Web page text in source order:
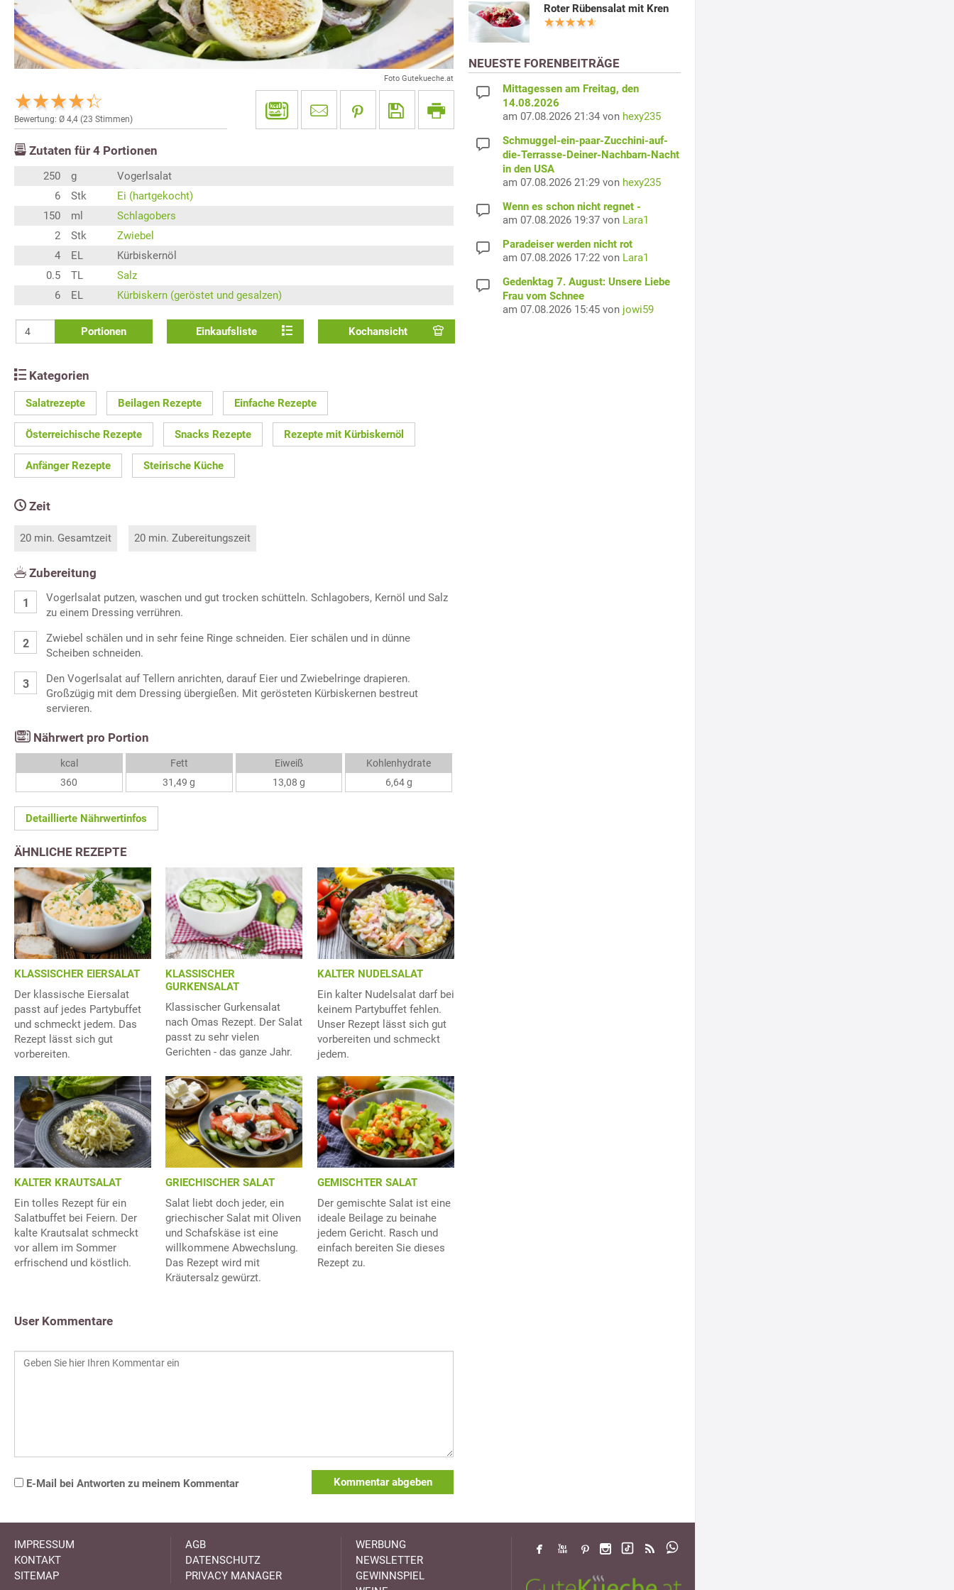
Foto Gutekueche.at
Bewertung: Ø 4,4 (23 Stimmen)
Zutaten für 4 Portionen
250 g
Vogerlsalat
6
Stk
Ei (hartgekocht)
150
ml
Schlagobers
2
Stk
Zwiebel
4
EL
Kürbiskernöl
0.5
TL
Salz
6
EL Kürbiskern (geröstet und gesalzen)
Portionen Einkaufsliste Kochansicht
Kategorien
Salatrezepte Beilagen Rezepte Einfache Rezepte
Österreichische Rezepte Snacks Rezepte Rezepte mit Kürbiskernöl
Anfänger Rezepte Steirische Küche
Zeit
20 min. Gesamtzeit 20 min. Zubereitungszeit
Zubereitung
Vogerlsalat putzen, waschen und gut trocken schütteln. Schlagobers, Kernöl und Salz
zu einem Dressing verrühren.
Zwiebel schälen und in sehr feine Ringe schneiden. Eier schälen und in dünne
Scheiben schneiden.
Den Vogerlsalat auf Tellern anrichten, darauf Eier und Zwiebelringe drapieren.
Großzügig mit dem Dressing übergießen. Mit gerösteten Kürbiskernen bestreut
servieren.
Nährwert pro Portion
kcal
360
Fett
31,49 g
Eiweiß
13,08 g
Kohlenhydrate
6,64 g
Detaillierte Nährwertinfos
ÄHNLICHE REZEPTE
KLASSISCHER EIERSALAT
Der klassische Eiersalat
passt auf jedes Partybuffet
und schmeckt jedem. Das
Rezept lässt sich gut
vorbereiten.
KLASSISCHER
GURKENSALAT
Klassischer Gurkensalat
nach Omas Rezept. Der Salat
passt zu sehr vielen
Gerichten - das ganze Jahr.
KALTER NUDELSALAT
Ein kalter Nudelsalat darf bei
keinem Partybuffet fehlen.
Unser Rezept lässt sich gut
vorbereiten und schmeckt
jedem.
KALTER KRAUTSALAT
Ein tolles Rezept für ein
Salatbuffet bei Feiern. Der
kalte Krautsalat schmeckt
vor allem im Sommer
erfrischend und köstlich.
GRIECHISCHER SALAT
Salat liebt doch jeder, ein
griechischer Salat mit Oliven
und Schafskäse ist eine
willkommene Abwechslung.
Das Rezept wird mit
Kräutersalz gewürzt.
GEMISCHTER SALAT
Der gemischte Salat ist eine
ideale Beilage zu beinahe
jedem Gericht. Rasch und
einfach bereiten Sie dieses
Rezept zu.
User Kommentare
E-Mail bei Antworten zu meinem Kommentar Kommentar abgeben
Roter Rübensalat mit Kren
NEUESTE FORENBEITRÄGE
Mittagessen am Freitag, den
14.08.2026
am 07.08.2026 21:34 von hexy235
Schmuggel-ein-paar-Zucchini-auf-
die-Terrasse-Deiner-Nachbarn-Nacht
in den USA
am 07.08.2026 21:29 von hexy235
Wenn es schon nicht regnet -
am 07.08.2026 19:37 von Lara1
Paradeiser werden nicht rot
am 07.08.2026 17:22 von Lara1
Gedenktag 7. August: Unsere Liebe
Frau vom Schnee
am 07.08.2026 15:45 von jowi59
IMPRESSUM
KONTAKT
SITEMAP
AGB
DATENSCHUTZ
PRIVACY MANAGER
WERBUNG
NEWSLETTER
GEWINNSPIEL